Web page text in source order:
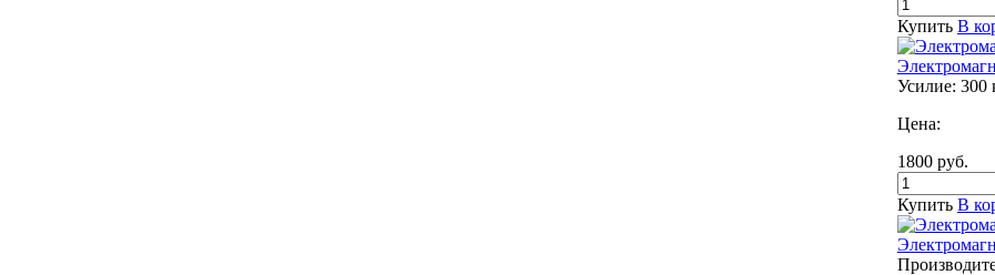
Купить В
Усилие: 300
Цена:
1800 руб.
Купить В